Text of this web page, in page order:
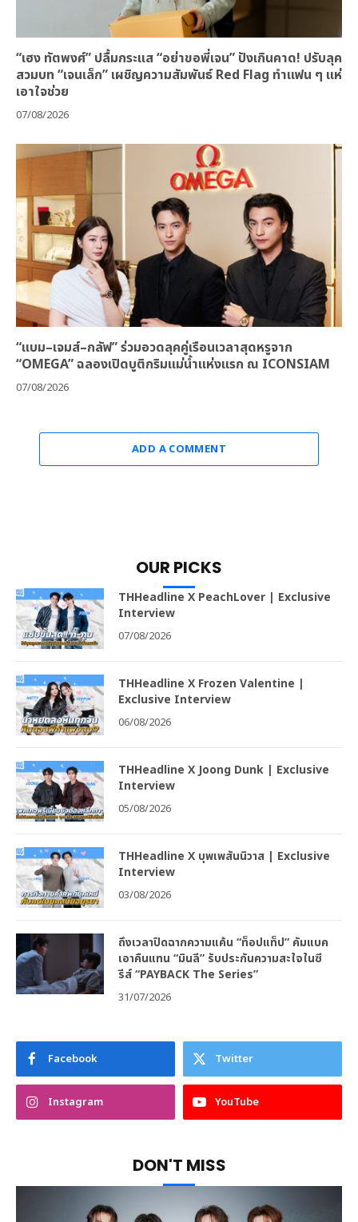
“เฮง ทัตพงศ์” ปลื้มกระแส “อย่าขอพี่เจน” ปังเกินคาด! ปรับลุค
สวมบท “เจนเล็ก” เผชิญความสัมพันธ์ Red Flag ทำแฟน ๆ แห่
เอาใจช่วย
07/08/2026
“แบม–เจมส์–กลัฟ” ร่วมอวดลุคคู่เรือนเวลาสุดหรูจาก
“OMEGA” ฉลองเปิดบูติกริมแม่น้ำแห่งแรก ณ ICONSIAM
07/08/2026
ADD A COMMENT
OUR PICKS
THHeadline X PeachLover | Exclusive
Interview
07/08/2026
THHeadline X Frozen Valentine |
Exclusive Interview
06/08/2026
THHeadline X Joong Dunk | Exclusive
Interview
05/08/2026
THHeadline X บุพเพสันนิวาส | Exclusive
Interview
03/08/2026
ถึงเวลาปิดฉากความแค้น “ท็อปแท็ป” คัมแบค
เอาคืนแทน “มินลี” รับประกันความสะใจในซี
รีส์ “PAYBACK The Series”
31/07/2026
Facebook Twitter
Instagram YouTube
DON'T MISS